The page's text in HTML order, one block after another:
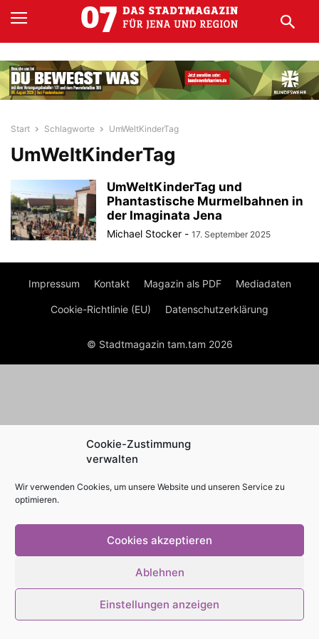
Cookie-Zustimmung
verwalten
Wir verwenden Cookies, um unsere Website und unseren Service zu
optimieren.
Cookies akzeptieren
Ablehnen
Einstellungen anzeigen
Start Schlagworte UmWeltKinderTag
UmWeltKinderTag
UmWeltKinderTag und
Phantastische Murmelbahnen in
der Imaginata Jena
Michael Stocker - 17. September 2025
Impressum Kontakt Magazin als PDF Mediadaten
Cookie-Richtlinie (EU) Datenschutzerklärung
© Stadtmagazin tam.tam 2026